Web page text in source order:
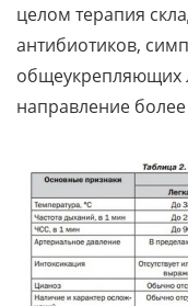
целом терапия
антибиотиков,
общеукрепляющих
направление